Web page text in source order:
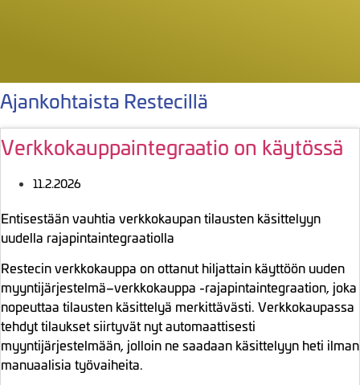
Ajankohtaista Restecillä
Verkkokauppaintegraatio on käytössä
11.2.2026
Entisestään vauhtia verkkokaupan tilausten käsittelyyn
uudella rajapintaintegraatiolla
Restecin verkkokauppa on ottanut hiljattain käyttöön uuden
myyntijärjestelmä–verkkokauppa -rajapintaintegraation, joka
nopeuttaa tilausten käsittelyä merkittävästi. Verkkokaupassa
tehdyt tilaukset siirtyvät nyt automaattisesti
myyntijärjestelmään, jolloin ne saadaan käsittelyyn heti ilman
manuaalisia työvaiheita.